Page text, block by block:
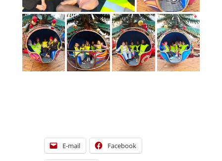
E-mail Facebook